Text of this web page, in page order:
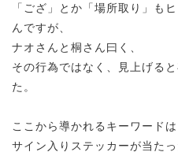
「ござ」とか「場所取り」も
んですが、
ナオさんと桐さん曰く、
その行為ではなく、見上げる
た。
ここから導かれるキーワードは
サイン入りステッカーが当た